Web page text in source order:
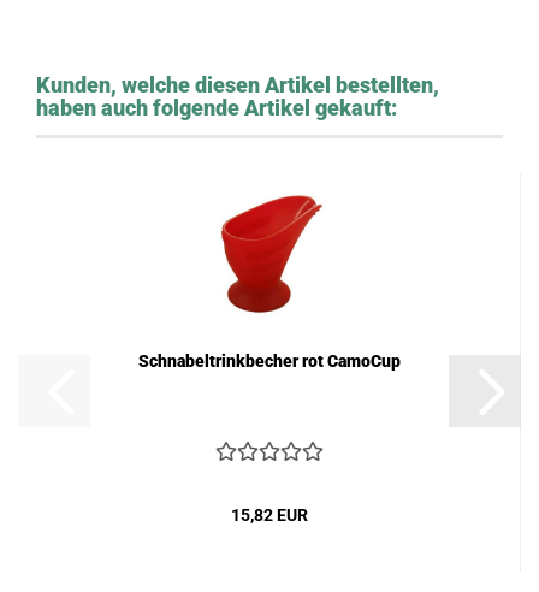
Kunden, welche diesen Artikel bestellten,
haben auch folgende Artikel gekauft:
Schnabeltrinkbecher rot CamoCup
15,82 EUR